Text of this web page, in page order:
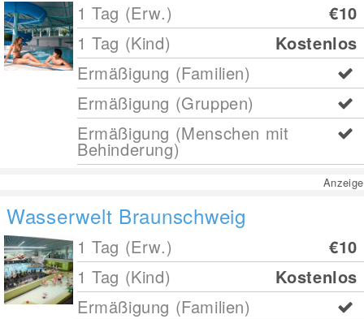
1 Tag (Erw.)
€10
1 Tag (Kind)
Kostenlos
Ermäßigung (Familien)
Ermäßigung (Gruppen)
Ermäßigung (Menschen mit
Behinderung)
Anzeige
Wasserwelt Braunschweig
1 Tag (Erw.)
€10
1 Tag (Kind)
Kostenlos
Ermäßigung (Familien)